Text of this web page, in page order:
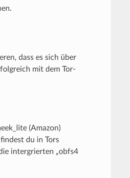
dass es sich über
mit dem Tor-
(Amazon)
du in Tors
intergrierten „obfs4